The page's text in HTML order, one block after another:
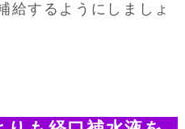
給するようにしましょ